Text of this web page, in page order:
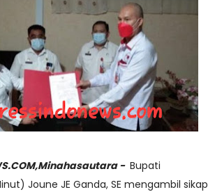
- Bupati
Joune JE Ganda, SE mengambil sikap